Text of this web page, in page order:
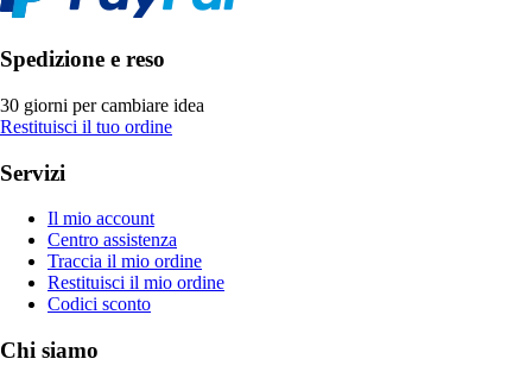
Spedizione e reso
30 giorni per cambiare idea
Restituisci il tuo ordine
Servizi
Il mio account
Centro assistenza
Traccia il mio ordine
Restituisci il mio ordine
Codici sconto
Chi siamo